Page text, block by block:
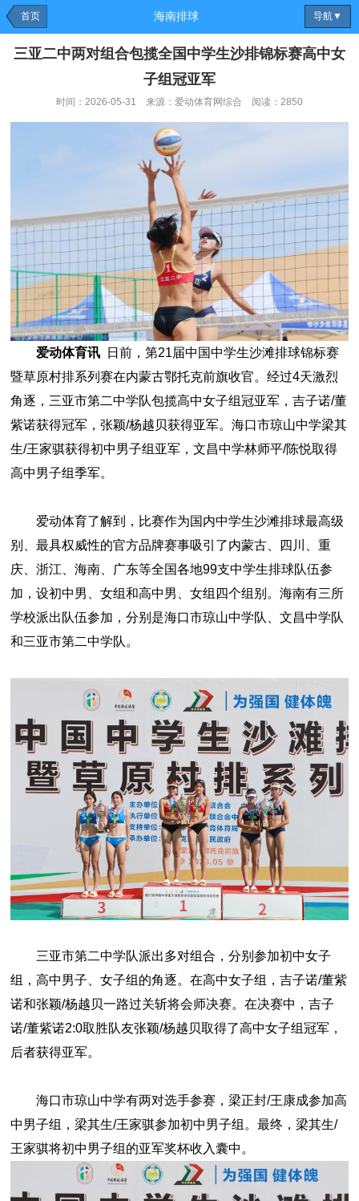
首页 导航▼
海南排球
三亚二中两对组合包揽全国中学生沙排锦标赛高中女
子组冠亚军
时间：2026-05-31 来源：爱动体育网综合 阅读：2850
爱动体育讯 日前，第21届中国中学生沙滩排球锦标赛
暨草原村排系列赛在内蒙古鄂托克前旗收官。经过4天激烈
角逐，三亚市第二中学队包揽高中女子组冠亚军，吉子诺/董
紫诺获得冠军，张颖/杨越贝获得亚军。海口市琼山中学梁其
生/王家骐获得初中男子组亚军，文昌中学林师平/陈悦取得
高中男子组季军。
爱动体育了解到，比赛作为国内中学生沙滩排球最高级
别、最具权威性的官方品牌赛事吸引了内蒙古、四川、重
庆、浙江、海南、广东等全国各地99支中学生排球队伍参
加，设初中男、女组和高中男、女组四个组别。海南有三所
学校派出队伍参加，分别是海口市琼山中学队、文昌中学队
和三亚市第二中学队。
三亚市第二中学队派出多对组合，分别参加初中女子
组，高中男子、女子组的角逐。在高中女子组，吉子诺/董紫
诺和张颖/杨越贝一路过关斩将会师决赛。在决赛中，吉子
诺/董紫诺2:0取胜队友张颖/杨越贝取得了高中女子组冠军，
后者获得亚军。
海口市琼山中学有两对选手参赛，梁正封/王康成参加高
中男子组，梁其生/王家骐参加初中男子组。最终，梁其生/
王家骐将初中男子组的亚军奖杯收入囊中。